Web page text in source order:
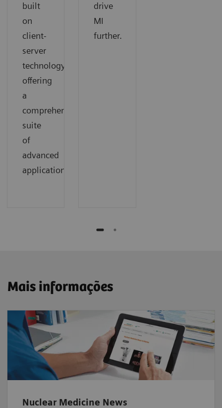
built
on
client-
server
technology
offering
a
comprehensive
suite
of
advanced
applications.
drive
MI
further.
Mais informações
Nuclear Medicine News